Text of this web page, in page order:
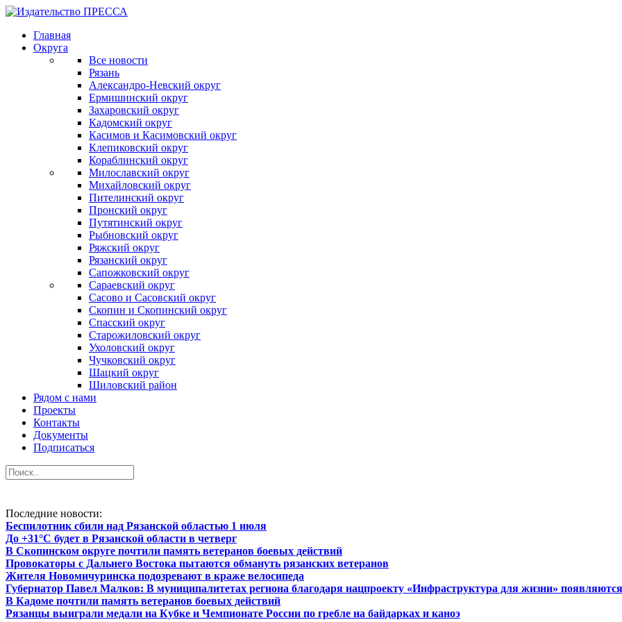
Главная
Округа
Все новости
Рязань
Александро-Невский округ
Ермишинский округ
Захаровский округ
Кадомский округ
Касимов и Касимовский округ
Клепиковский округ
Кораблинский округ
Милославский округ
Михайловский округ
Пителинский округ
Пронский округ
Путятинский округ
Рыбновский округ
Ряжский округ
Рязанский округ
Сапожковский округ
Сараевский округ
Сасово и Сасовский округ
Скопин и Скопинский округ
Спасский округ
Старожиловский округ
Ухоловский округ
Чучковский округ
Шацкий округ
Шиловский район
Рядом с нами
Проекты
Контакты
Документы
Подписаться
Последние новости:
Беспилотник сбили над Рязанской областью 1 июля
До +31°С будет в Рязанской области в четверг
В Скопинском округе почтили память ветеранов боевых действий
Провокаторы с Дальнего Востока пытаются обмануть рязанских ветеранов
Жителя Новомичуринска подозревают в краже велосипеда
Губернатор Павел Малков: В муниципалитетах региона благодаря нацпроекту «Инфраструктура для жизни»
В Кадоме почтили память ветеранов боевых действий
Рязанцы выиграли медали на Кубке и Чемпионате России по гребле на байдарках и каноэ